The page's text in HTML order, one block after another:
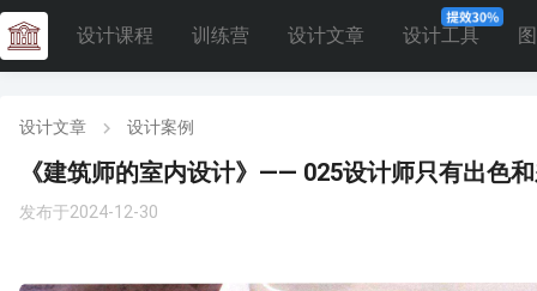
设计课程 训练营 设计文章 设计工具
设计文章 设计案例
《建筑师的室内设计》—— 025设计师只有出色
发布于2024-12-30